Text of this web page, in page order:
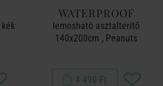
WATERPROOF
lemosható asztalterítő
140x200cm , Peanuts
4 490 Ft